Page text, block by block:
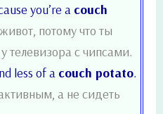
you’re a couch
потому что ты
телевизора с чипсами.
less of a couch potato.
а не сидеть